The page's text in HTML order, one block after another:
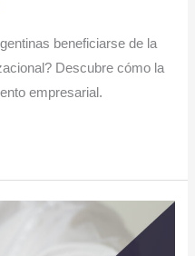
beneficiarse de la
Descubre cómo la
empresarial.